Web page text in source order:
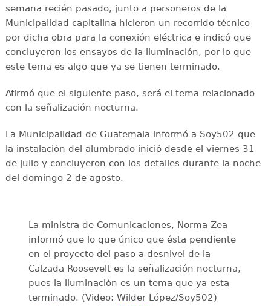
semana recién pasado, junto a personeros de la
Municipalidad capitalina hicieron un recorrido técnico
por dicha obra para la conexión eléctrica e indicó que
concluyeron los ensayos de la iluminación, por lo que
este tema es algo que ya se tienen terminado.
Afirmó que el siguiente paso, será el tema relacionado
con la señalización nocturna.
La Municipalidad de Guatemala informó a Soy502 que
la instalación del alumbrado inició desde el viernes 31
de julio y concluyeron con los detalles durante la noche
del domingo 2 de agosto.
La ministra de Comunicaciones, Norma Zea
informó que lo que único que ésta pendiente
en el proyecto del paso a desnivel de la
Calzada Roosevelt es la señalización nocturna,
pues la iluminación es un tema que ya esta
terminado. (Video: Wilder López/Soy502)